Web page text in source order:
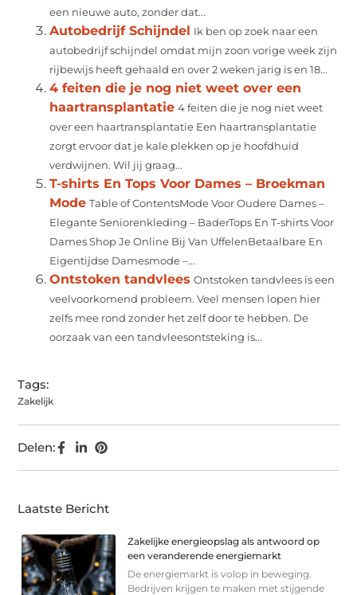
een nieuwe auto, zonder dat...
Autobedrijf Schijndel Ik ben op zoek naar een
autobedrijf schijndel omdat mijn zoon vorige week zijn
rijbewijs heeft gehaald en over 2 weken jarig is en 18...
4 feiten die je nog niet weet over een
haartransplantatie 4 feiten die je nog niet weet
over een haartransplantatie Een haartransplantatie
zorgt ervoor dat je kale plekken op je hoofdhuid
verdwijnen. Wil jij graag...
T-shirts En Tops Voor Dames – Broekman
Mode Table of ContentsMode Voor Oudere Dames –
Elegante Seniorenkleding – BaderTops En T-shirts Voor
Dames Shop Je Online Bij Van UffelenBetaalbare En
Eigentijdse Damesmode –...
Ontstoken tandvlees Ontstoken tandvlees is een
veelvoorkomend probleem. Veel mensen lopen hier
zelfs mee rond zonder het zelf door te hebben. De
oorzaak van een tandvleesontsteking is...
Tags:
Zakelijk
Delen:
Laatste Bericht
Zakelijke energieopslag als antwoord op
een veranderende energiemarkt
De energiemarkt is volop in beweging.
Bedrijven krijgen te maken met stijgende